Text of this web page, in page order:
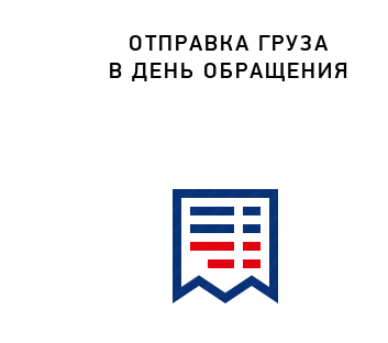
ОТПРАВКА ГРУЗА
В ДЕНЬ ОБРАЩЕНИЯ